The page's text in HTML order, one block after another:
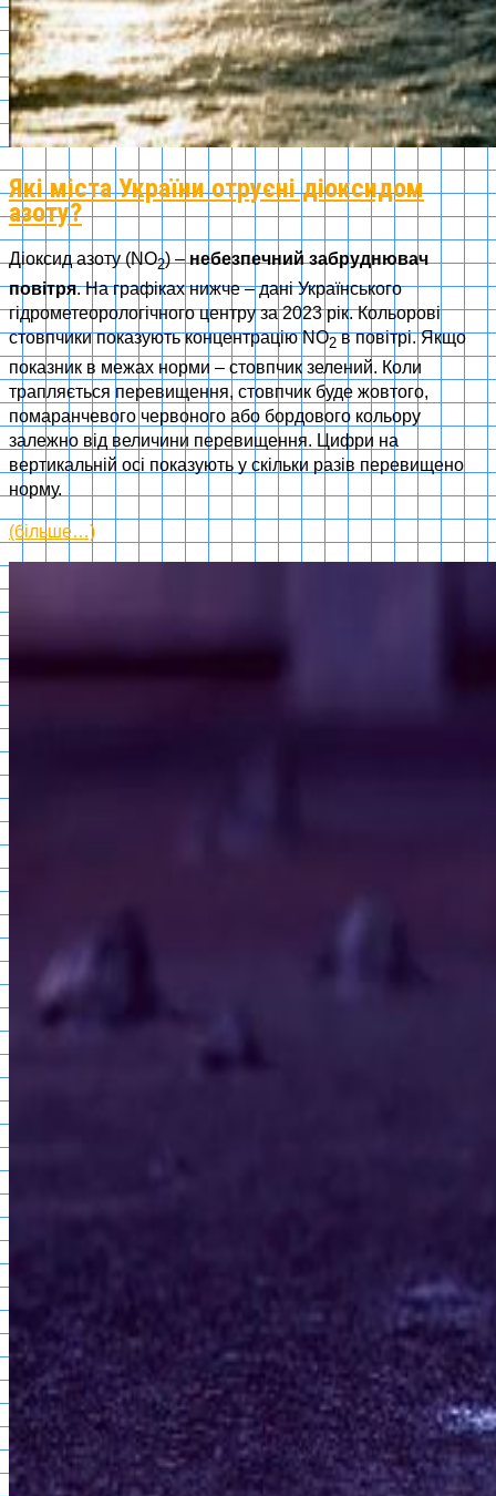
Які міста України отруєні діоксидом
азоту?
Діоксид азоту (NO2) –небезпечний забруднювач
повітря. На графіках нижче – дані Українського
гідрометеорологічного центру за 2023 рік. Кольорові
стовпчики показують концентрацію NO2в повітрі. Якщо
показник в межах норми – стовпчик зелений. Коли
трапляється перевищення, стовпчик буде жовтого,
помаранчевого червоного або бордового кольору
залежно від величини перевищення. Цифри на
вертикальній осі показують у скільки разів перевищено
норму.
(більше…)